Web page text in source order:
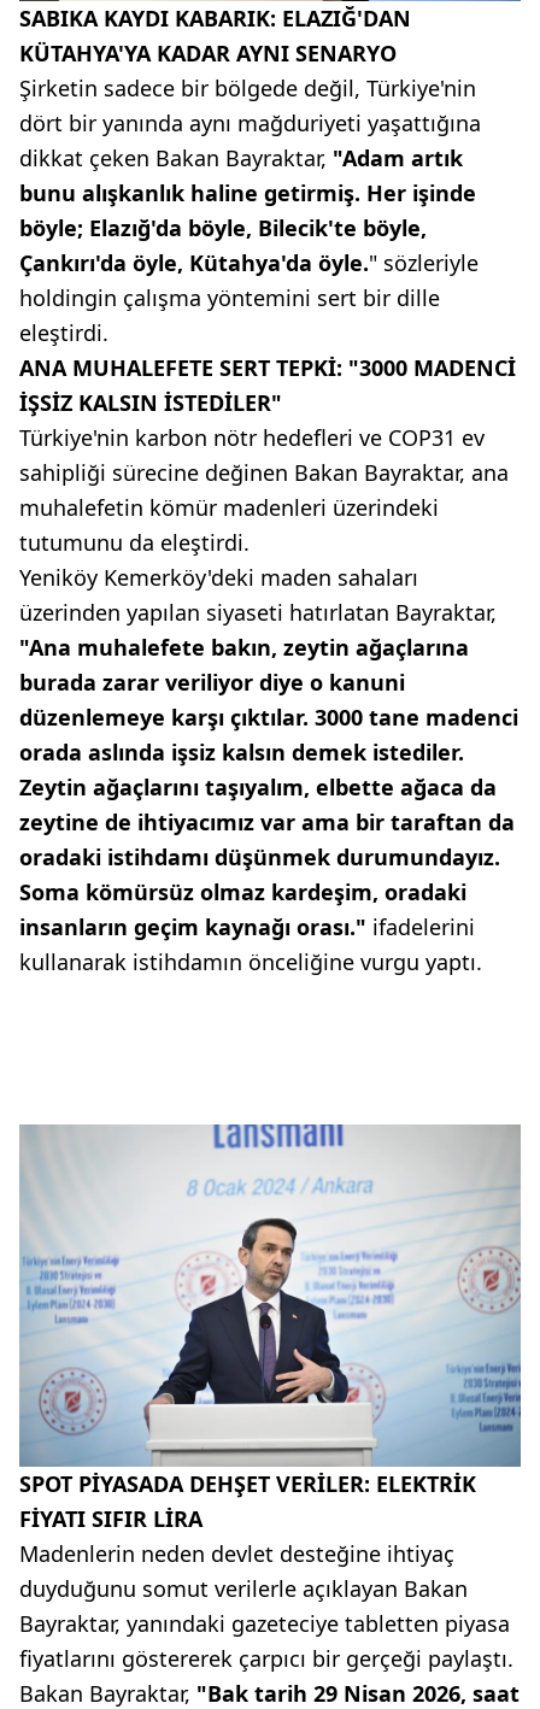
SABIKA KAYDI KABARIK: ELAZIĞ'DAN
KÜTAHYA'YA KADAR AYNI SENARYO
Şirketin sadece bir bölgede değil, Türkiye'nin
dört bir yanında aynı mağduriyeti yaşattığına
dikkat çeken Bakan Bayraktar, "Adam artık
bunu alışkanlık haline getirmiş. Her işinde
böyle; Elazığ'da böyle, Bilecik'te böyle,
Çankırı'da öyle, Kütahya'da öyle." sözleriyle
holdingin çalışma yöntemini sert bir dille
eleştirdi.
ANA MUHALEFETE SERT TEPKİ: "3000 MADENCİ
İŞSİZ KALSIN İSTEDİLER"
Türkiye'nin karbon nötr hedefleri ve COP31 ev
sahipliği sürecine değinen Bakan Bayraktar, ana
muhalefetin kömür madenleri üzerindeki
tutumunu da eleştirdi.
Yeniköy Kemerköy'deki maden sahaları
üzerinden yapılan siyaseti hatırlatan Bayraktar,
"Ana muhalefete bakın, zeytin ağaçlarına
burada zarar veriliyor diye o kanuni
düzenlemeye karşı çıktılar. 3000 tane madenci
orada aslında işsiz kalsın demek istediler.
Zeytin ağaçlarını taşıyalım, elbette ağaca da
zeytine de ihtiyacımız var ama bir taraftan da
oradaki istihdamı düşünmek durumundayız.
Soma kömürsüz olmaz kardeşim, oradaki
insanların geçim kaynağı orası." ifadelerini
kullanarak istihdamın önceliğine vurgu yaptı.
SPOT PİYASADA DEHŞET VERİLER: ELEKTRİK
FİYATI SIFIR LİRA
Madenlerin neden devlet desteğine ihtiyaç
duyduğunu somut verilerle açıklayan Bakan
Bayraktar, yanındaki gazeteciye tabletten piyasa
fiyatlarını göstererek çarpıcı bir gerçeği paylaştı.
Bakan Bayraktar, "Bak tarih 29 Nisan 2026, saat